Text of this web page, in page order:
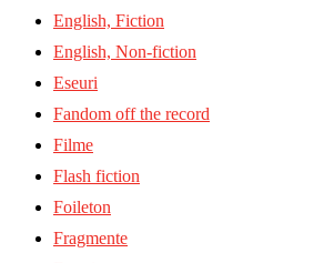
English, Fiction
English, Non-fiction
Eseuri
Fandom off the record
Filme
Flash fiction
Foileton
Fragmente